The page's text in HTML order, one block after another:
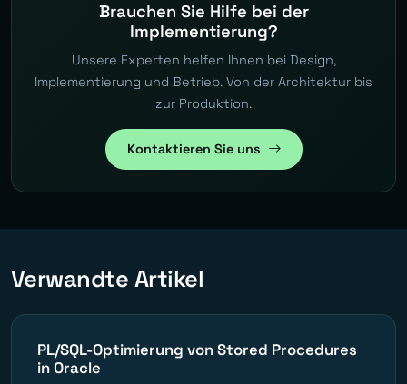
Brauchen Sie Hilfe bei der
Implementierung?
Unsere Experten helfen Ihnen bei Design,
Implementierung und Betrieb. Von der Architektur bis
zur Produktion.
Kontaktieren Sie uns
Verwandte Artikel
PL/SQL-Optimierung von Stored Procedures
in Oracle